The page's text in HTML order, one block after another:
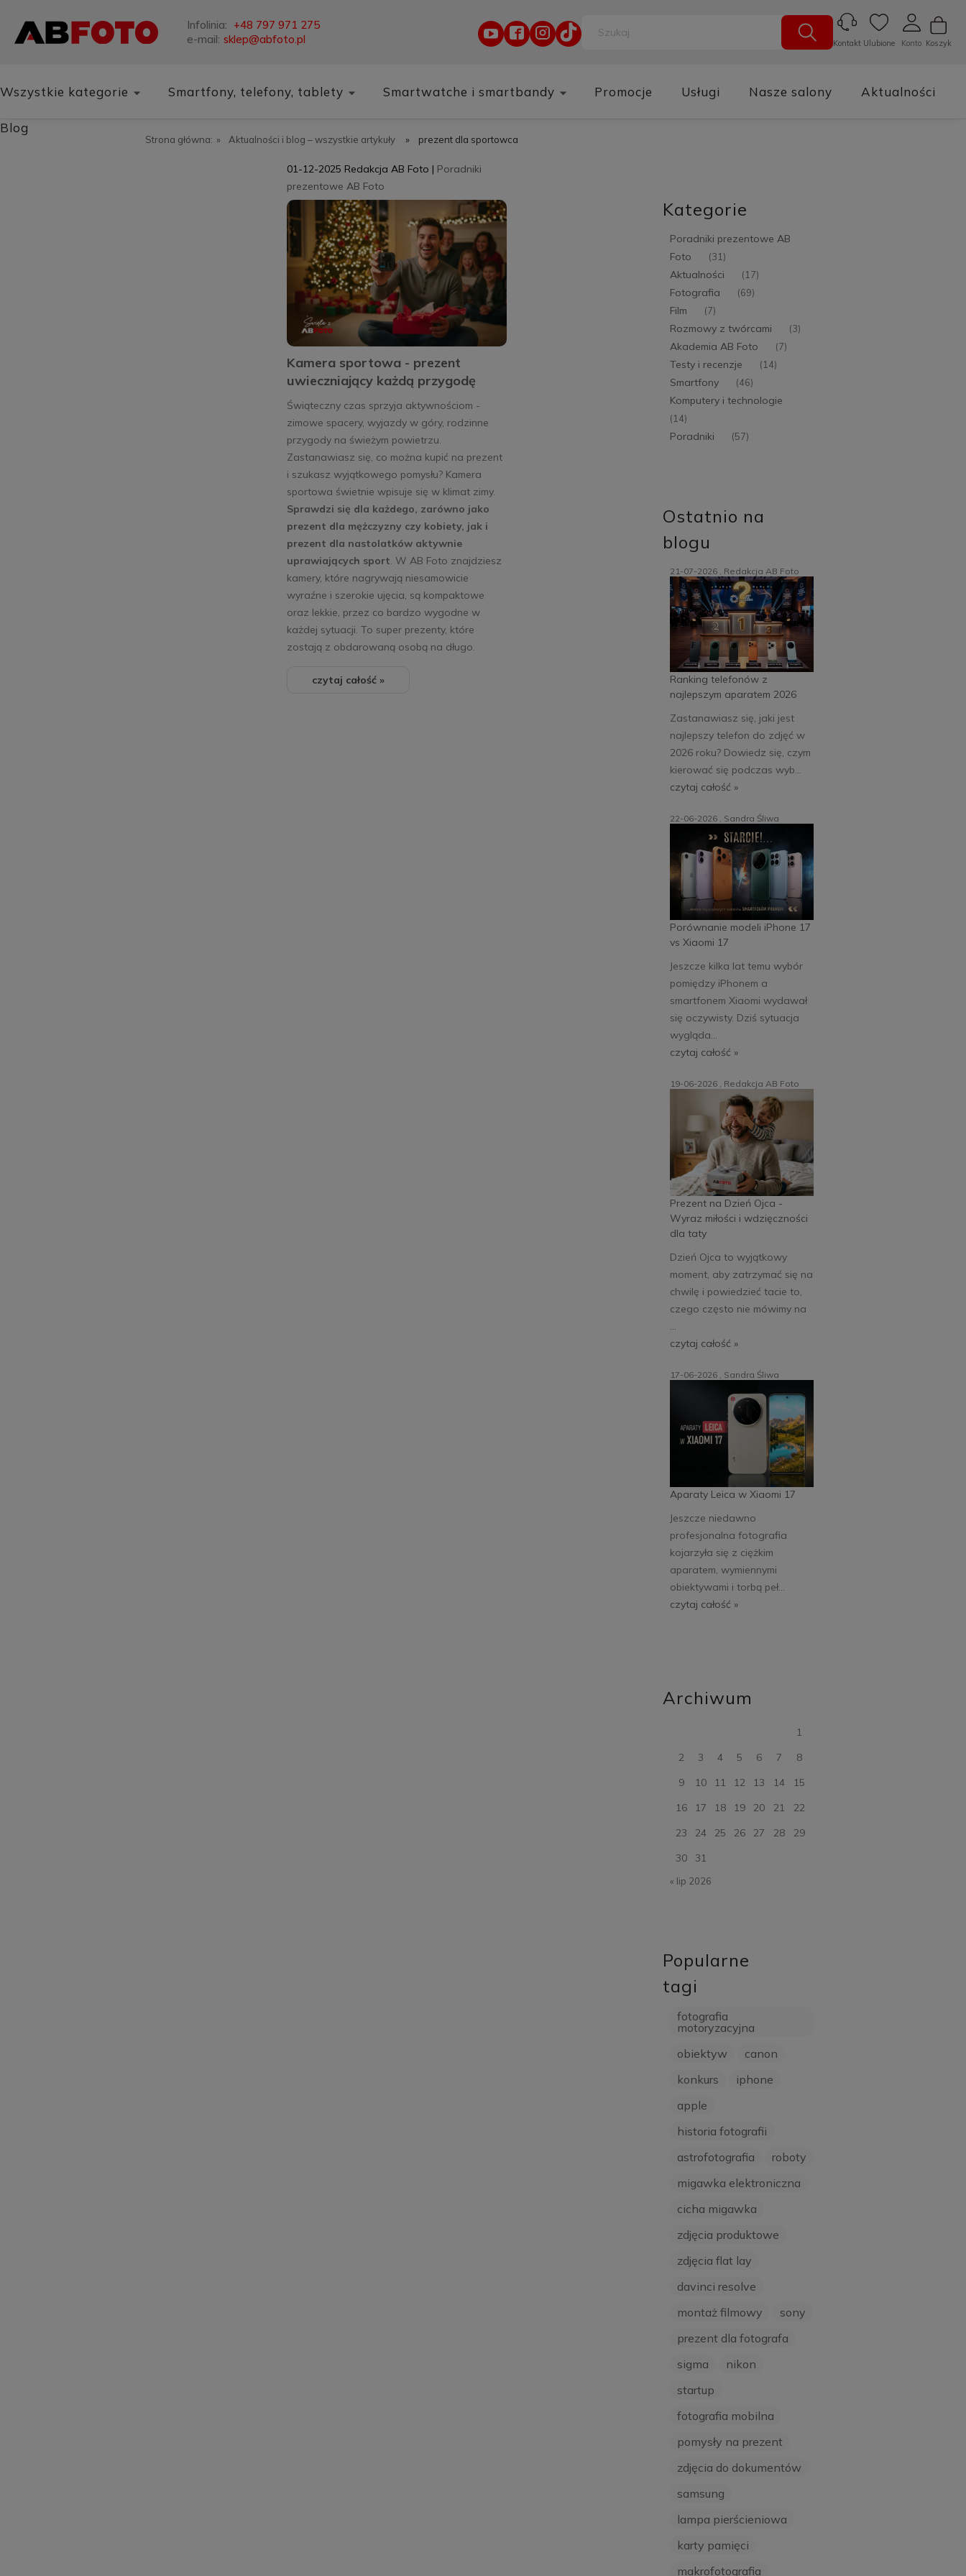
Infolinia: +48 797 971 275
e-mail: sklep@abfoto.pl Koszyk
Konto
Ulubione
Kontakt
Wszystkie kategorie Smartfony, telefony, tablety Smartwatche i smartbandy Promocje Usługi Nasze salony Aktualności
Blog
Strona główna: » Aktualności i blog – wszystkie artykuły » prezent dla sportowca
Kamera sportowa - prezent
uwieczniający każdą przygodę
01-12-2025 Redakcja AB Foto | Poradniki
prezentowe AB Foto
Świąteczny czas sprzyja aktywnościom -
zimowe spacery, wyjazdy w góry, rodzinne
przygody na świeżym powietrzu.
Zastanawiasz się, co można kupić na prezent
i szukasz wyjątkowego pomysłu? Kamera
sportowa świetnie wpisuje się w klimat zimy.
Sprawdzi się dla każdego, zarówno jako
prezent dla mężczyzny czy kobiety, jak i
prezent dla nastolatków aktywnie
uprawiających sport. W AB Foto znajdziesz
kamery, które nagrywają niesamowicie
wyraźne i szerokie ujęcia, są kompaktowe
oraz lekkie, przez co bardzo wygodne w
każdej sytuacji. To super prezenty, które
zostają z obdarowaną osobą na długo.
czytaj całość »
Kategorie
Poradniki prezentowe AB
Foto
(31)
Aktualności (17)
Fotografia (69)
Film (7)
Rozmowy z twórcami (3)
Akademia AB Foto (7)
Testy i recenzje (14)
Smartfony (46)
Komputery i technologie
(14)
Poradniki (57)
Ostatnio na
blogu
Ranking telefonów z
najlepszym aparatem 2026
21-07-2026 , Redakcja AB Foto
Zastanawiasz się, jaki jest
najlepszy telefon do zdjęć w
2026 roku? Dowiedz się, czym
kierować się podczas wyb...
czytaj całość »
Porównanie modeli iPhone 17
vs Xiaomi 17
22-06-2026 , Sandra Śliwa
Jeszcze kilka lat temu wybór
pomiędzy iPhonem a
smartfonem Xiaomi wydawał
się oczywisty. Dziś sytuacja
wygląda...
czytaj całość »
Prezent na Dzień Ojca -
Wyraz miłości i wdzięczności
dla taty
19-06-2026 , Redakcja AB Foto
Dzień Ojca to wyjątkowy
moment, aby zatrzymać się na
chwilę i powiedzieć tacie to,
czego często nie mówimy na
...
czytaj całość »
Aparaty Leica w Xiaomi 17
17-06-2026 , Sandra Śliwa
Jeszcze niedawno
profesjonalna fotografia
kojarzyła się z ciężkim
aparatem, wymiennymi
obiektywami i torbą peł...
czytaj całość »
Archiwum
1
2
3 4 5 6 7
8
9
10 11 12 13 14
15
16
17 18 19 20 21
22
23
24 25 26 27 28
29
30
31
« lip 2026
Popularne
tagi
fotografia
motoryzacyjna
obiektyw
canon
konkurs
iphone
apple
historia fotografii
astrofotografia
roboty
migawka elektroniczna
cicha migawka
zdjęcia produktowe
zdjęcia flat lay
davinci resolve
montaż filmowy
sony
prezent dla fotografa
sigma
nikon
startup
fotografia mobilna
pomysły na prezent
zdjęcia do dokumentów
samsung
lampa pierścieniowa
karty pamięci
makrofotografia